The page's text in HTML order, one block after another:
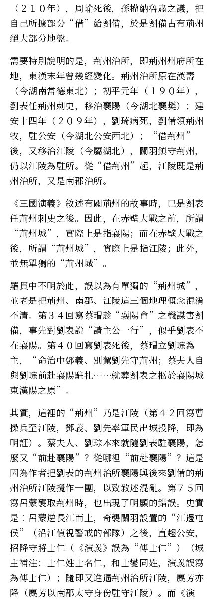
（２１０年），周瑜死後，孫權納魯肅之議，把
自己所據部分“借”給劉備，於是劉備占有荊州
絕大部分地盤。
需要特別說明的是，荊州治所，即荊州州府所在
地，東漢末年曾幾經變化。荊州治所原在漢壽
（今湖南常德東北）；初平元年（１９０年），
劉表任荊州刺史，移治襄陽（今湖北襄樊）；建
安十四年（２０９年），劉琦病死，劉備領荊州
牧，駐公安（今湖北公安西北）；“借荊州”
後，又移治江陵（今屬湖北），關羽鎮守荊州，
仍以江陵為駐所。從“借荊州”起，江陵既是荊
州治所，又是南郡治所。
《三國演義》敘述有關荊州的故事時，已是劉表
任荊州刺史之後。因此，在赤壁大戰之前，所謂
“荊州城”，實際上是指襄陽；而在赤壁大戰之
後，所謂“荊州城”，實際上是指江陵；此外，
並無單獨的“荊州城”。
羅貫中不明於此，誤以為有單獨的“荊州城”，
並老是把荊州、南郡、江陵這三個地理概念混淆
不清。第３４回寫蔡瑁趁“襄陽會”之機謀害劉
備，事先對劉表說“請主公一行”，似乎劉表不
在襄陽。第４０回寫劉表死後，蔡瑁立劉琮為
主，“命治中鄧義、別駕劉先守荊州；蔡夫人自
與劉琮前赴襄陽駐扎……就葬劉表之柩於襄陽城
東漢陽之原”。
其實，這裡的“荊州”乃是江陵（第４２回寫曹
操兵至江陵，鄧義、劉先率軍民出城投降，即為
明証）。蔡夫人、劉琮本來就隨劉表駐襄陽，怎
麼又“前赴襄陽”？從哪裡“前赴襄陽”？這是
因為作者把劉表的荊州治所襄陽與後來劉備的荊
州治所江陵攪作一團，以致敘述混亂。第７５回
寫呂蒙襲取荊州時，也出現了明顯的錯誤。史實
是︰呂蒙逆長江而上，奇襲關羽設置的“江邊屯
侯”（沿江偵視警戒的部隊）之後，直趨公安，
招降守將士仁（《演義》誤為“傅士仁”）（城
主補注：士仁姓士名仁，和士燮同姓，演義誤寫
為傅士仁）；隨即又進逼荊州治所江陵，麋芳亦
降（麋芳以南郡太守身份駐守江陵）。而《演